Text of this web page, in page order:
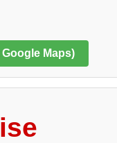
Maps)